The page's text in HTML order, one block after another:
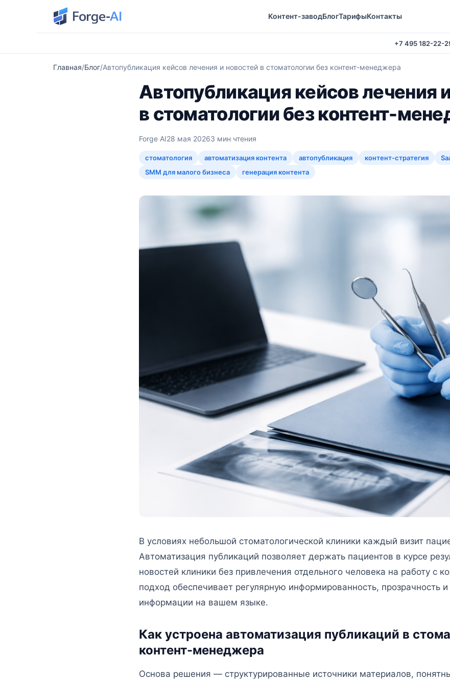
Контент-заводБлогТарифыКонтакты
+7 495 182-22-
Главная Блог Автопубликация кейсов лечения и новостей в стоматологии без контент-менеджера
Автопубликация кейсов лечения
в стоматологии без контент-
Forge AI28 мая 20263 мин чтения
стоматология автоматизация контента автопубликация контент-стратегия
SMM для малого бизнеса
генерация контента
В условиях небольшой стоматологической клиники каждый визит
Автоматизация публикаций позволяет держать пациентов в курсе
новостей клиники без привлечения отдельного человека на работу с
подход обеспечивает регулярную информированность, прозрачность и
информации на вашем языке.
Как устроена автоматизация публикаций в
контент-менеджера
Основа решения — структурированные источники материалов,